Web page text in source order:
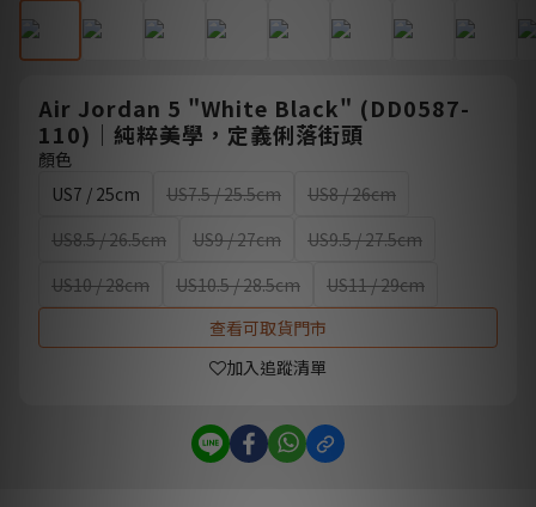
Air Jordan 5 "White Black" (DD0587-
110)｜純粹美學，定義俐落街頭
顏色
US7 / 25cm
US7.5 / 25.5cm
US8 / 26cm
US8.5 / 26.5cm
US9 / 27cm
US9.5 / 27.5cm
US10 / 28cm
US10.5 / 28.5cm
US11 / 29cm
查看可取貨門市
加入追蹤清單